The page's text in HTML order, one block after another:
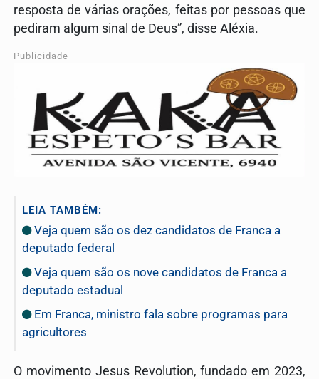
resposta de várias orações, feitas por pessoas que
pediram algum sinal de Deus”, disse Aléxia.
Publicidade
LEIA TAMBÉM:
Veja quem são os dez candidatos de Franca a
deputado federal
Veja quem são os nove candidatos de Franca a
deputado estadual
Em Franca, ministro fala sobre programas para
agricultores
O movimento Jesus Revolution, fundado em 2023,